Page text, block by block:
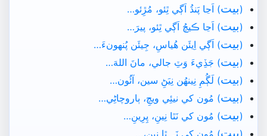
(بيت) اَڃا پَنڌُ اَڳي ٿِئو، مُڙِئو…
(بيت) اَڃا ڪيچُ اَڳي ٿِئو، پيرَ…
(بيت) اَڳي اِيئَن ھُياسِ، جِيئَن پُنهونءَ…
(بيت) جَڏِيءَ وَٽِ جالي، مانَ اللهَ…
(بيت) لَڳُمِ نِينھُن نِيَڻِ سين، آئُون…
(بيت) مُون کي نيئِي ويچِ، ٻاروچاڻِي…
(بيت) مُون کي نَٿا نِينِ، پِرِينِ…
بيت